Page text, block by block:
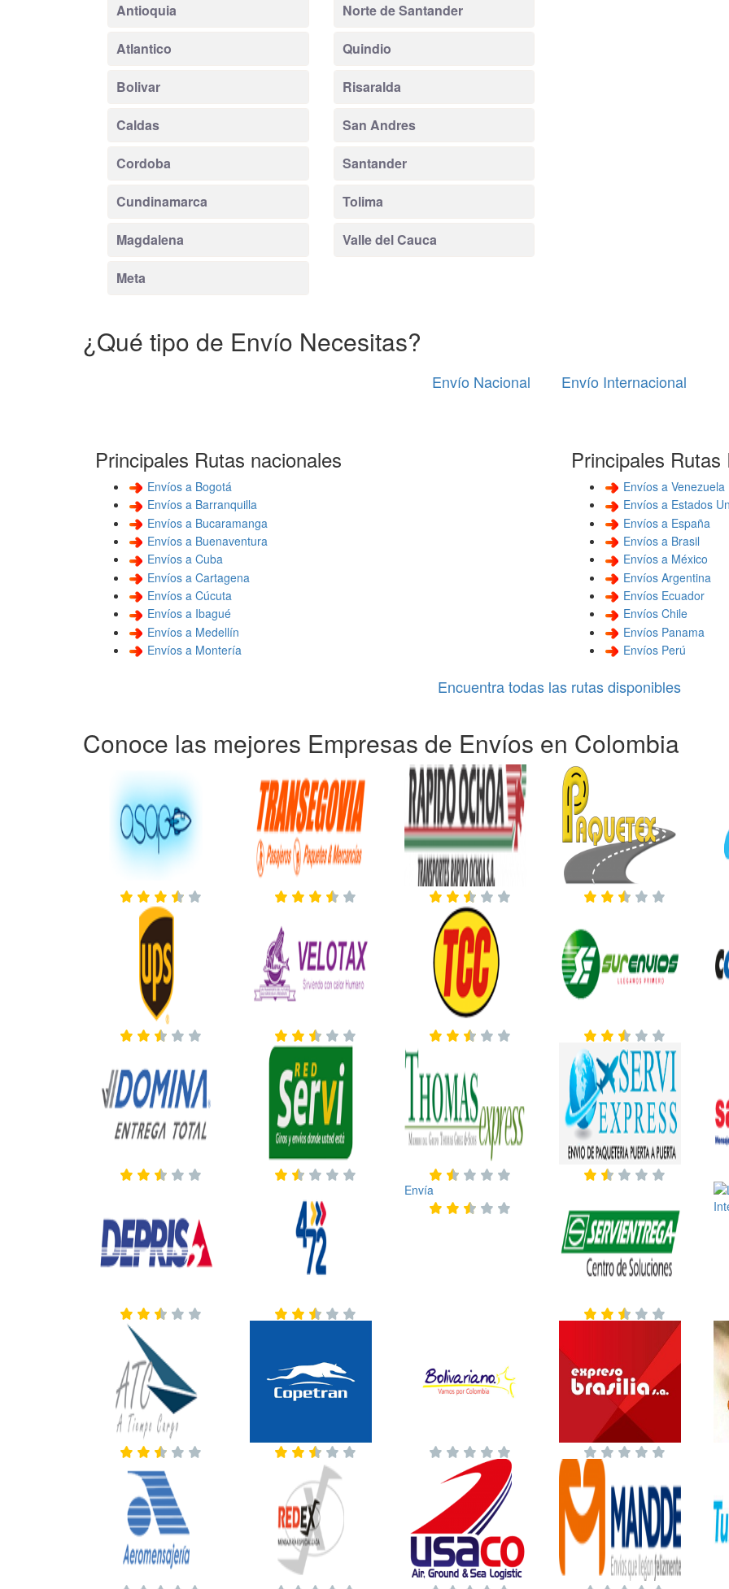
Antioquia
Atlantico
Bolivar
Caldas
Cordoba
Cundinamarca
Magdalena
Meta
Norte de Santander
Quindio
Risaralda
San Andres
Santander
Tolima
Valle del Cauca
¿Qué tipo de Envío Necesitas?
Envío Nacional Envío Internacional
Principales Rutas nacionales
Envíos a Bogotá
Envíos a Barranquilla
Envíos a Bucaramanga
Envíos a Buenaventura
Envíos a Cuba
Envíos a Cartagena
Envíos a Cúcuta
Envíos a Ibagué
Envíos a Medellín
Envíos a Montería
Principales
Envíos a Venezuela
Envíos a Estados
Envíos a España
Envíos a Brasil
Envíos a México
Envíos Argentina
Envíos Ecuador
Envíos Chile
Envíos Panama
Envíos Perú
Encuentra todas las rutas disponibles
Conoce las mejores Empresas de Envíos en Colombia
Envía